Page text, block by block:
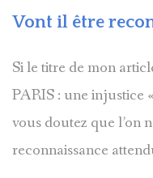
Vont il être
Si le titre de mon
PARIS : une injustice
vous doutez que l’on
reconnaissance